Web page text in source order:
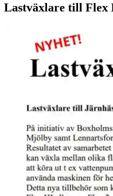
Lastväxlare till Flex